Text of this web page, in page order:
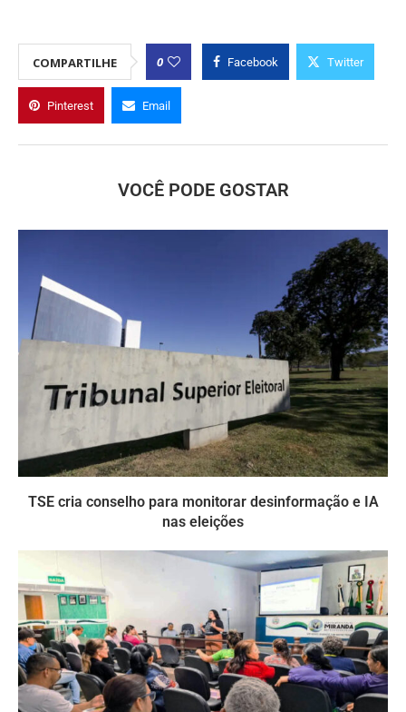
COMPARTILHE 0 Facebook Twitter
Pinterest Email
VOCÊ PODE GOSTAR
TSE cria conselho para monitorar desinformação e IA
nas eleições